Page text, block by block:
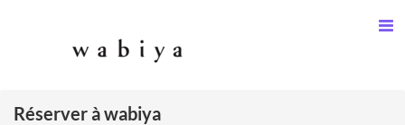
Réserver à wabiya